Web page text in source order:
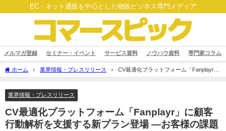
EC・ネット通販を中心とした物販ビジネス専門メディア
メルマガ登録 セミナー・イベント サービス資料 ノウハウ資料 専門家コラム
ホーム 業界情報・プレスリリース
CV最適化プラットフォーム「Fanplayr」
業界情報・プレスリリース
CV最適化プラットフォーム「Fanplayr」に顧客
行動解析を支援する新プラン登場 ―お客様の課題